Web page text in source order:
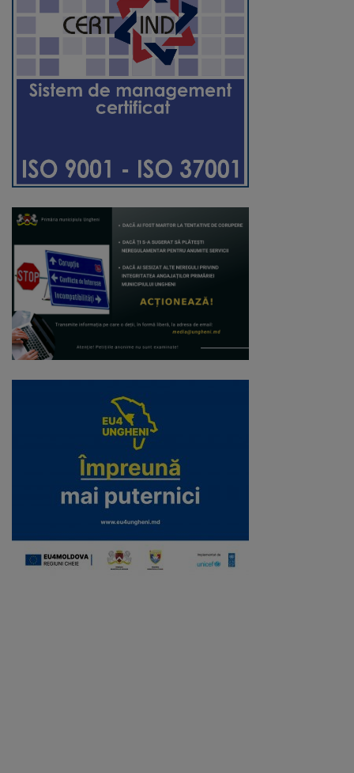
Galerie
video
Galerii
Administrație
Primărie
Primar
Viceprimari
Organigrama
primăriei
Regulamentul
funcționare
Integritate
și